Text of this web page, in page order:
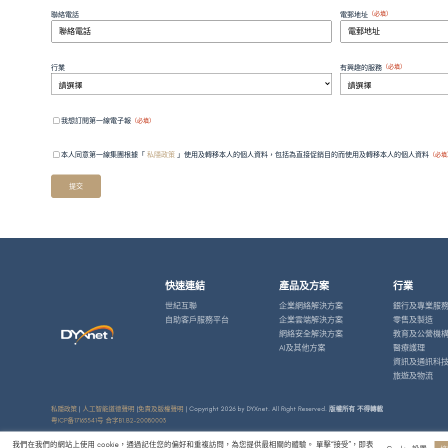
聯絡電話 電郵地址（必填）
行業 有興趣的服務（必填）
Mandatory（必
填）
我想訂閱第一線電子報 （必填）
Mandatory（必
填）
本人同意第一線集團根據「 私隱政策 」使用及轉移本人的個人資料，包括為直接促銷目的而使用及轉移本人的個人資料 （必
快速連結
世紀互聯
自助客戶服務平台
產品及方案
企業網絡解決方案
企業雲端解決方案
網絡安全解決方案
AI及其他方案
行業
銀行及專業服
零售及製造
教育及公營機
醫療護理
資訊及通訊科
旅遊及物流
私隱政策 | 人工智能道德聲明 |免責及版權聲明 | Copyright 2026 by DYXnet. All Right Reserved. 版權所有 不得轉載
粤ICP备17165541号 合字B1.B2-20080003
我們在我們的網站上使用 cookie，通過記住您的偏好和重複訪問，為您提供最相關的體驗。 單擊“接受”，即表